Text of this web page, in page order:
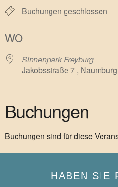
Buchungen geschlossen
WO
Sinnenpark Freyburg
Jakobsstraße 7 ,
Buchungen
Buchungen sind für diese
HABEN SIE